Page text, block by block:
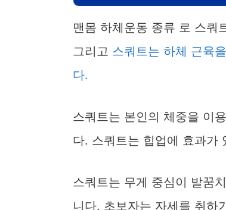
맨몸 하체운동 종류 로 스쿼
그리고 스쿼트는 하체 근육
다.
스쿼트는 본인의 체중을 이
다. 스쿼트는 힙업에 효과가
스쿼트는 무게 중심이 발꿈
니다. 초보자는 자세를 취하